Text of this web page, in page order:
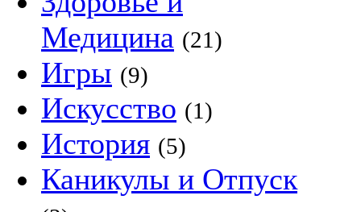
Медицина (21)
Игры (9)
Искусство (1)
История (5)
Каникулы и Отпуск